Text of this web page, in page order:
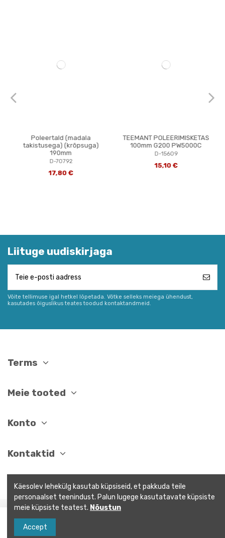
Poleertald (madala
takistusega) (krõpsuga)
190mm
D-70792
17,80 €
TEEMANT POLEERIMISKETAS
100mm G200 PW5000C
D-15609
15,10 €
Liituge uudiskirjaga
Võite tellimuse igal hetkel lõpetada. Võtke selleks meiega ühendust,
kasutades õiguslikus teates toodud kontaktandmeid.
Terms
Meie tooted
Konto
Kontaktid
Käesolev lehekülg kasutab küpsiseid, et pakkuda teile
personaalset teenindust. Palun lugege kasutatavate küpsiste
meie küpsiste teatest. Nõustun
Accept